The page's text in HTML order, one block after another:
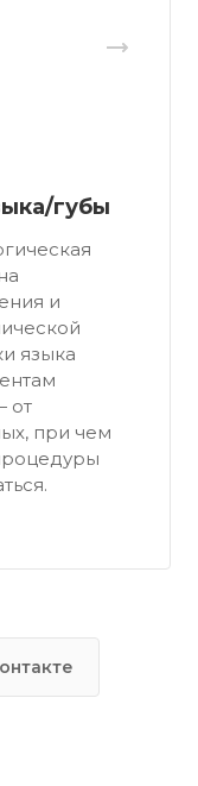
губы
и
языка
от
при чем